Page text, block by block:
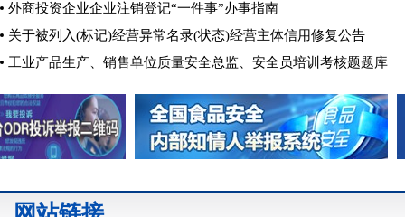
外商投资企业企业注销登记“一件事”办事指南
关于被列入(标记)经营异常名录(状态)经营主体信用修复公告
工业产品生产、销售单位质量安全总监、安全员培训考核题题库